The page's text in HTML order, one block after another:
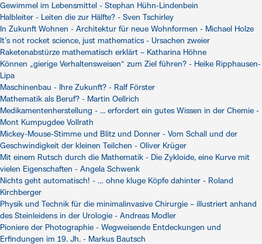
Gewimmel im Lebensmittel - Stephan Hühn-Lindenbein
Halbleiter - Leiten die zur Hälfte? - Sven Tschirley
In Zukunft Wohnen - Architektur für neue Wohnformen - Michael Holze
It’s not rocket science, just mathematics - Ursachen zweier
Raketenabstürze mathematisch erklärt – Katharina Höhne
Können „gierige Verhaltensweisen“ zum Ziel führen? - Heike Ripphausen-
Lipa
Maschinenbau - Ihre Zukunft? - Ralf Förster
Mathematik als Beruf? - Martin Oellrich
Medikamentenherstellung - ... erfordert ein gutes Wissen in der Chemie -
Mont Kumpugdee Vollrath
Mickey-Mouse-Stimme und Blitz und Donner - Vom Schall und der
Geschwindigkeit der kleinen Teilchen - Oliver Krüger
Mit einem Rutsch durch die Mathematik - Die Zykloide, eine Kurve mit
vielen Eigenschaften - Angela Schwenk
Nichts geht automatisch! - … ohne kluge Köpfe dahinter - Roland
Kirchberger
Physik und Technik für die minimalinvasive Chirurgie – illustriert anhand
des Steinleidens in der Urologie - Andreas Modler
Pioniere der Photographie - Wegweisende Entdeckungen und
Erfindungen im 19. Jh. - Markus Bautsch